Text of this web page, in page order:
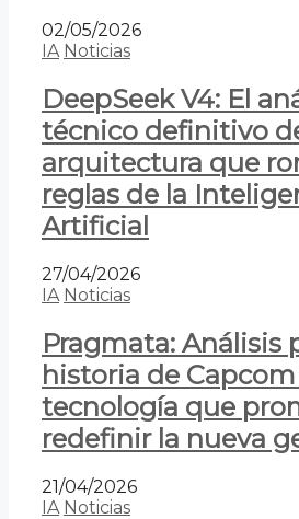
02/05/2026
IA Noticias
DeepSeek V4: El
técnico definitivo
arquitectura que
reglas de la
Artificial
27/04/2026
IA Noticias
Pragmata: Análisis
historia de Capcom
tecnología que
redefinir la nueva
21/04/2026
IA Noticias